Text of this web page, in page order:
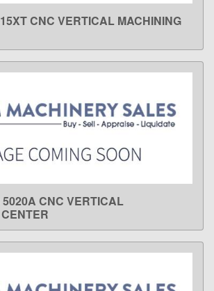
LEARN MORE
CNC VERTICAL MACHINING
LEARN MORE
CNC VERTICAL